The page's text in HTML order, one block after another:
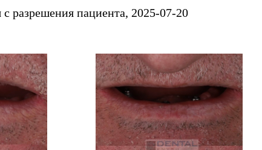
разрешения пациента, 2025-07-20